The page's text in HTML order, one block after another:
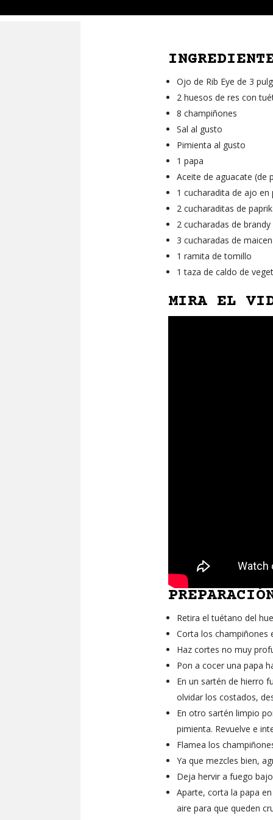
Ojo de Rib Eye de 3
2 huesos de res con
8 champiñones
Sal al gusto
Pimienta al gusto
1 papa
Aceite de aguacate (de
1 cucharadita de ajo en
2 cucharaditas de
2 cucharadas de brandy
3 cucharadas de
1 ramita de tomillo
1 taza de caldo de
MIRA EL
Retira el tuétano del
Corta los champiñones
Haz cortes no muy
Pon a cocer una papa
En un sartén de hierro
olvidar los costados,
En otro sartén limpio
pimienta. Revuelve e
Flamea los
Ya que mezcles bien,
Deja hervir a fuego
Aparte, corta la papa
aire para que queden